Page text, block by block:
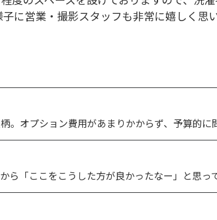
に営業・撮影スタッフも非常に嬉しく思
。オプション費用があまりかからず、予算的に
ら「ここをこうした方が良かったなー」と思っ